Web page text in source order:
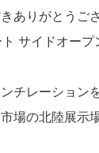
ありがとうご
サイドオープ
チレーション
場の北陸展示